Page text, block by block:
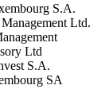
S.A.
Ltd.
Ltd
S.A.
SA